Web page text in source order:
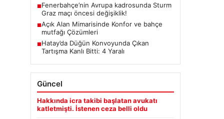
■Fenerbahçe’nin Avrupa kadrosunda Sturm
Graz maçı öncesi değişiklik!
■Açık Alan Mimarisinde Konfor ve bahçe
mutfağı Çözümleri
■Hatay’da Düğün Konvoyunda Çıkan
Tartışma Kanlı Bitti: 4 Yaralı
Güncel
Hakkında icra takibi başlatan avukatı
katletmişti. İstenen ceza belli oldu